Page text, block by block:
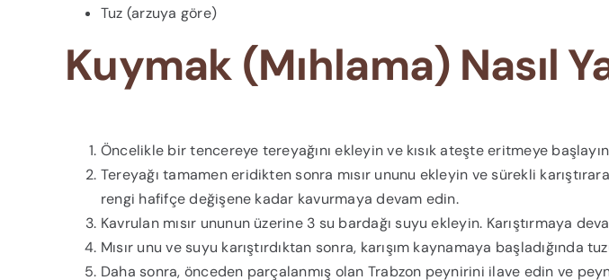
Tuz (arzuya göre)
Kuymak (Mıhlama) Nasıl
Öncelikle bir tencereye tereyağını ekleyin ve kısık ateşte eritmeye
Tereyağı tamamen eridikten sonra mısır ununu ekleyin ve sürekli
rengi hafifçe değişene kadar kavurmaya devam edin.
Kavrulan mısır ununun üzerine 3 su bardağı suyu ekleyin. Karıştırmaya
Mısır unu ve suyu karıştırdıktan sonra, karışım kaynamaya başladığında
Daha sonra, önceden parçalanmış olan Trabzon peynirini ilave edin ve